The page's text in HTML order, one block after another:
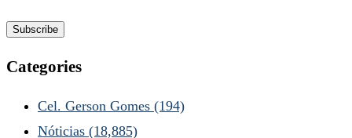
Categories
Cel. Gerson Gomes (194)
Nóticias (18,885)